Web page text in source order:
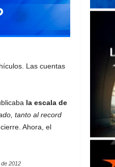
Las cuentas
la escala de
tanto al record
Ahora, el
2012